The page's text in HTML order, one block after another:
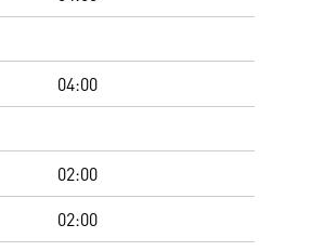
04:00
02:00
02:00